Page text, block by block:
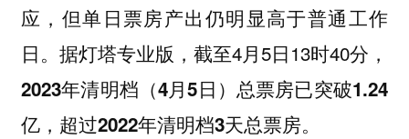
应，但单日票房产出仍明显高于普通工作
日。据灯塔专业版，截至4月5日13时40分，
2023年清明档（4月5日）总票房已突破1.24
亿，超过2022年清明档3天总票房。